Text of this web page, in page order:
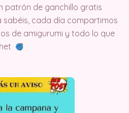
patrón de ganchillo gratis
cada día compartimos
de amigurumi y todo lo que